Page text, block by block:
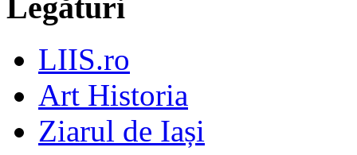
Legături
LIIS.ro
Art Historia
Ziarul de Iași